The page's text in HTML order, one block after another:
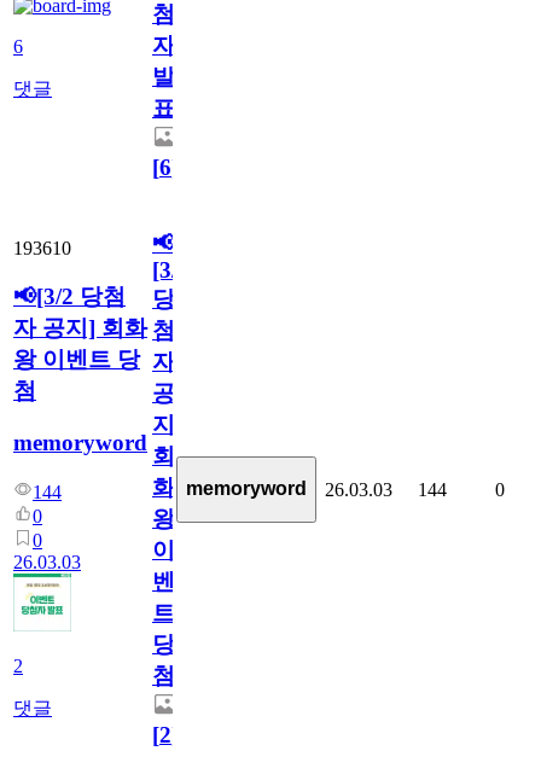
6
댓글
첨
자
발
표
[6]
193610
📢[3/2 당첨
자 공지] 회화
왕 이벤트 당
첨
memoryword
144
0
0
26.03.03
2
댓글
📢
[3/2
당
첨
자
공
지]
회
화
왕
이
벤
트
당
첨
[2]
memoryword 26.03.03 144 0